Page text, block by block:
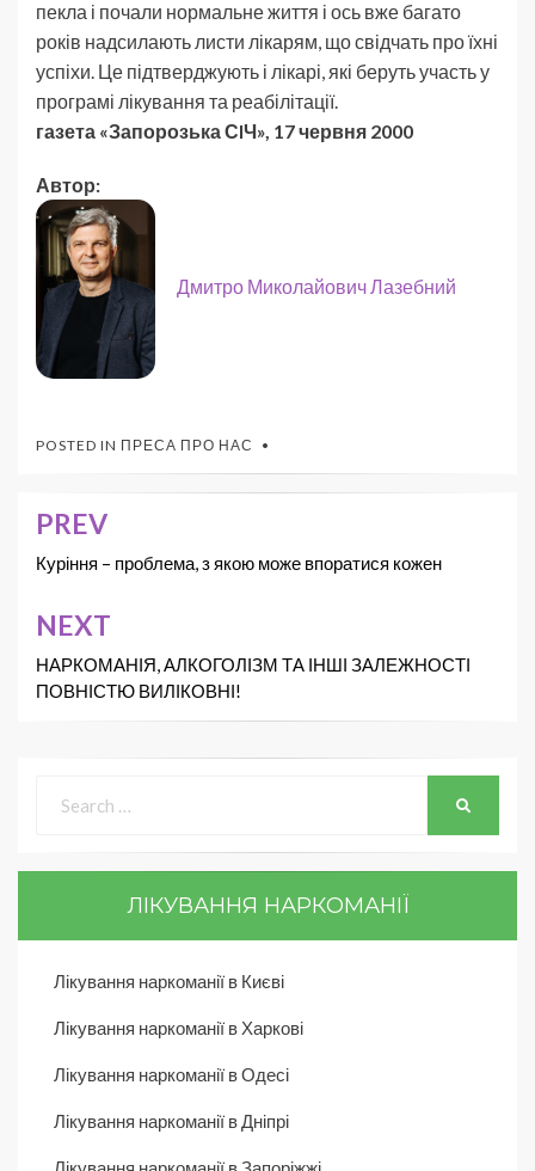
пекла і почали нормальне життя і ось вже багато
років надсилають листи лікарям, що свідчать про їхні
успіхи. Це підтверджують і лікарі, які беруть участь у
програмі лікування та реабілітації.
газета «Запорозька СIЧ», 17 червня 2000
Автор:
Дмитро Миколайович Лазебний
POSTED IN ПРЕСА ПРО НАС
PREV
Куріння – проблема, з якою може впоратися кожен
NEXT
НАРКОМАНІЯ, АЛКОГОЛІЗМ ТА ІНШІ ЗАЛЕЖНОСТІ
ПОВНІСТЮ ВИЛІКОВНІ!
ЛІКУВАННЯ НАРКОМАНІЇ
Лікування наркоманії в Києві
Лікування наркоманії в Харкові
Лікування наркоманії в Одесі
Лікування наркоманії в Дніпрі